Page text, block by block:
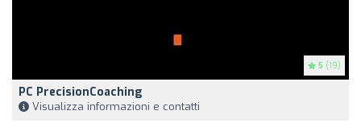
5 (19)
PC PrecisionCoaching
Visualizza informazioni e contatti